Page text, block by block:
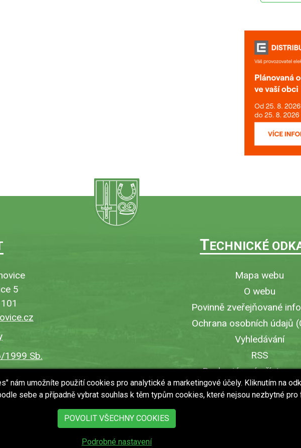
5
1999 Sb.
TECHNICKÉ
Mapa webu
O webu
Povinně zveřejňované
Ochrana osobních údajů
Vyhledávání
RSS
Bezbariérový přístup v
Vytisknout stránku
nám umožníte použití cookies pro analytické a marketingové účely. Kliknutím na
sebe a případně vybrat souhlas k těm typům cookies, které nejsou nezbytné pro
POVOLIT VŠECHNY COOKIES
Podrobné nastavení